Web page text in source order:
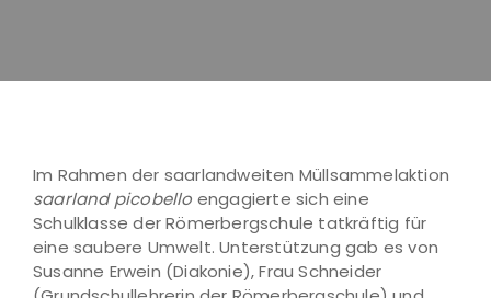
Im Rahmen der saarlandweiten Müllsammelaktion
saarland picobello engagierte sich eine
Schulklasse der Römerbergschule tatkräftig für
eine saubere Umwelt. Unterstützung gab es von
Susanne Erwein (Diakonie), Frau Schneider